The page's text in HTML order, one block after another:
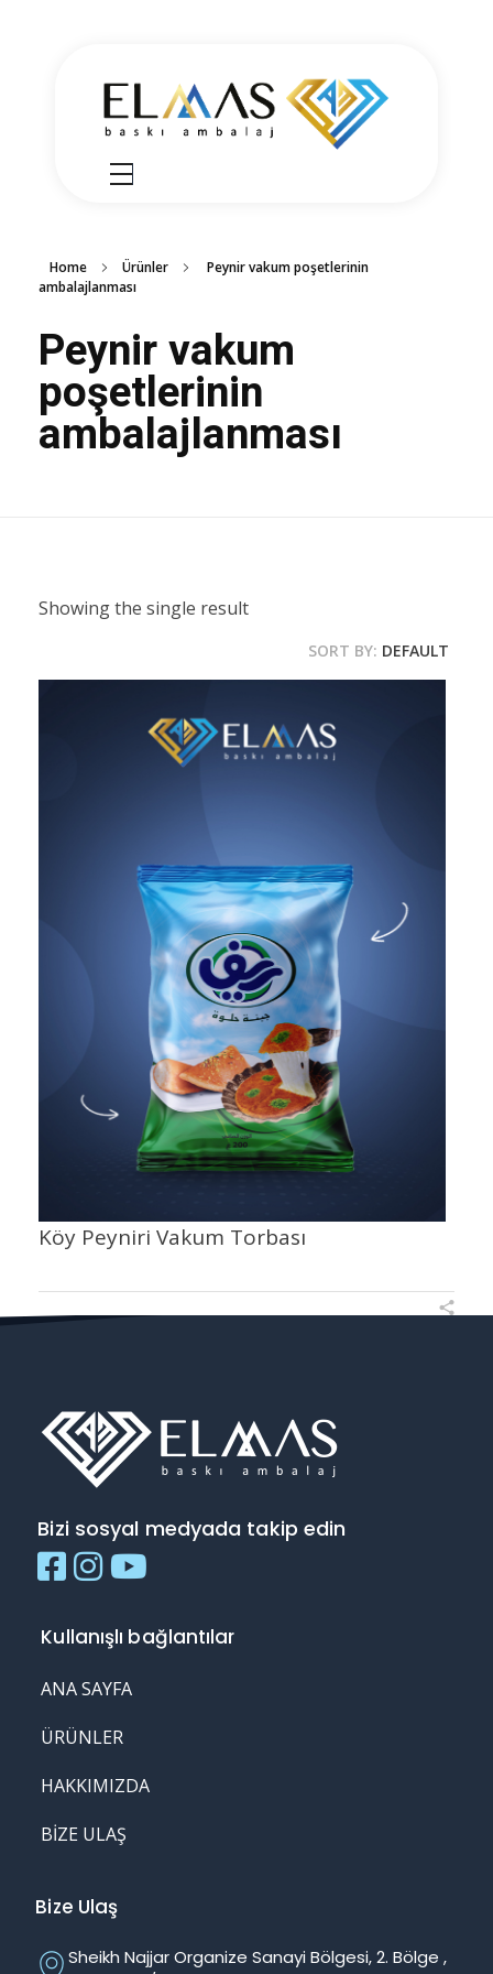
Elmas Ambalajشركة الماس امبلاج في تركيا مختصين في مجالي الطباعة والتغليف للعديد من المنتجات الغذائية والصناعية من رول التغليف وأكياس النايلون بسرعة واتقان وجودة عالية في التنفيذ ضمن أعلى المعايير العالمية وبأسعار منافسة
Home Ürünler
Peynir vakum poşetlerinin
ambalajlanması
Peynir vakum
poşetlerinin
ambalajlanması
Showing the single result
SORT BY: DEFAULT
Köy Peyniri Vakum Torbası
Bizi sosyal medyada takip edin
Kullanışlı bağlantılar
ANA SAYFA
ÜRÜNLER
HAKKIMIZDA
BIZE ULAŞ
Bize Ulaş
Sheikh Najjar Organize Sanayi Bölgesi, 2. Bölge ,